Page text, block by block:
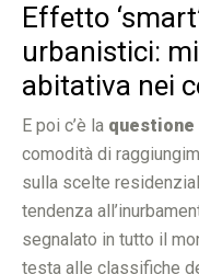
Effetto
urbanistici:
abitativa nei
E poi c’è la
comodità di
sulla scelte
tendenza
segnalato in tutto il
testa alle classifiche